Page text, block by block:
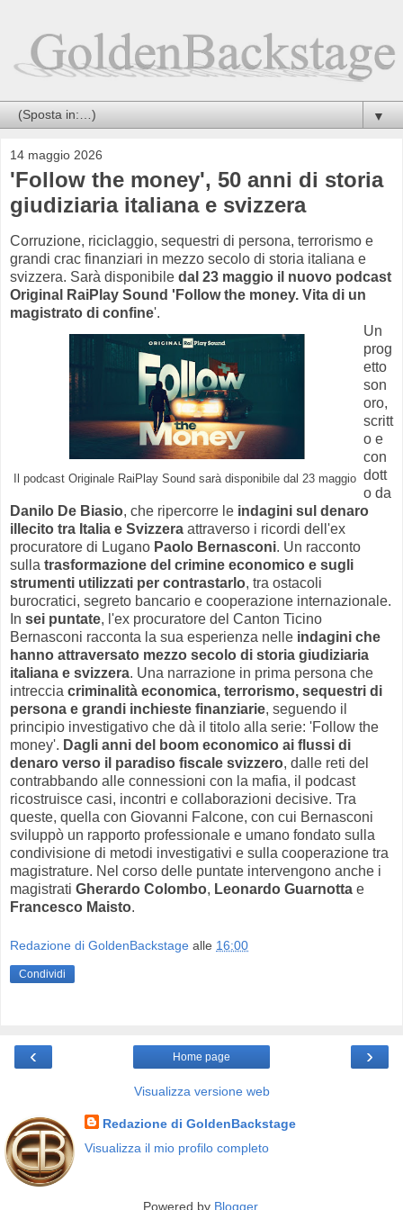
▼
14 maggio 2026
'Follow the money', 50 anni di storia
giudiziaria italiana e svizzera
Corruzione, riciclaggio, sequestri di persona, terrorismo e
grandi crac finanziari in mezzo secolo di storia italiana e
svizzera. Sarà disponibile dal 23 maggio il nuovo podcast
Original RaiPlay Sound 'Follow the money. Vita di un
magistrato di confine'.
Il podcast Originale RaiPlay Sound sarà disponibile dal 23 maggio
Un
prog
etto
son
oro,
scritt
o e
con
dott
o da
Danilo De Biasio, che ripercorre le indagini sul denaro
illecito tra Italia e Svizzera attraverso i ricordi dell'ex
procuratore di Lugano Paolo Bernasconi. Un racconto
sulla trasformazione del crimine economico e sugli
strumenti utilizzati per contrastarlo, tra ostacoli
burocratici, segreto bancario e cooperazione internazionale.
In sei puntate, l'ex procuratore del Canton Ticino
Bernasconi racconta la sua esperienza nelle indagini che
hanno attraversato mezzo secolo di storia giudiziaria
italiana e svizzera. Una narrazione in prima persona che
intreccia criminalità economica, terrorismo, sequestri di
persona e grandi inchieste finanziarie, seguendo il
principio investigativo che dà il titolo alla serie: 'Follow the
money'. Dagli anni del boom economico ai flussi di
denaro verso il paradiso fiscale svizzero, dalle reti del
contrabbando alle connessioni con la mafia, il podcast
ricostruisce casi, incontri e collaborazioni decisive. Tra
queste, quella con Giovanni Falcone, con cui Bernasconi
sviluppò un rapporto professionale e umano fondato sulla
condivisione di metodi investigativi e sulla cooperazione tra
magistrature. Nel corso delle puntate intervengono anche i
magistrati Gherardo Colombo, Leonardo Guarnotta e
Francesco Maisto.
Redazione di GoldenBackstage alle 16:00
Condividi
‹ ›
Home page
Visualizza versione web
Redazione di GoldenBackstage
Visualizza il mio profilo completo
Powered by Blogger.